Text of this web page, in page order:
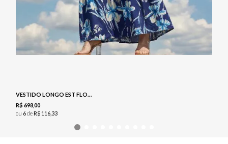
VESTIDO LONGO EST FLORAL - NAVY
R$ 69800
ou 6deR$ 11633